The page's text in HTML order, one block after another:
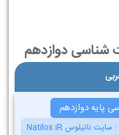
دوازدهم
پایه دوازدهم
: سایت ناتیلوس Natilos.iR